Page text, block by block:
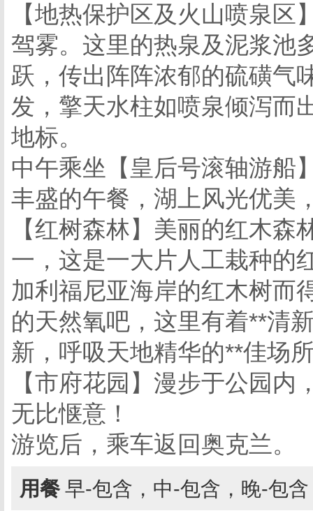
【地热保护区及火山喷泉
驾雾。这里的热泉及泥浆池
跃，传出阵阵浓郁的硫磺气
发，擎天水柱如喷泉倾泻而
地标。
中午乘坐【皇后号滚轴游船
丰盛的午餐，湖上风光优美
【红树森林】美丽的红木
一，这是一大片人工栽种的
加利福尼亚海岸的红木树而
的天然氧吧，这里有着**清
新，呼吸天地精华的**佳场
【市府花园】漫步于公园
无比惬意！
游览后，乘车返回奥克兰。
用餐 早-包含，中-包含，晚-包